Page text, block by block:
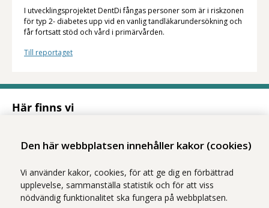
Den här webbplatsen innehåller kakor (cookies)
Vi använder kakor, cookies, för att ge dig en förbättrad
upplevelse, sammanställa statistik och för att viss
nödvändig funktionalitet ska fungera på webbplatsen.
I utvecklingsprojektet DentDi fångas personer som är i riskzonen
för typ 2- diabetes upp vid en vanlig tandläkarundersökning och
får fortsatt stöd och vård i primärvården.
Till reportaget
Här finns vi
113 65 Stockholm